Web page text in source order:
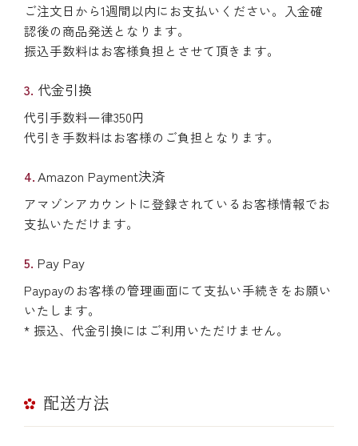
ご注文日から1週間以内にお支払いください。入金確
認後の商品発送となります。
振込手数料はお客様負担とさせて頂きます。
代金引換
代引手数料一律350円
代引き手数料はお客様のご負担となります。
Amazon Payment決済
アマゾンアカウントに登録されているお客様情報でお
支払いただけます。
Pay Pay
Paypayのお客様の管理画面にて支払い手続きをお願い
いたします。
* 振込、代金引換にはご利用いただけません。
配送方法